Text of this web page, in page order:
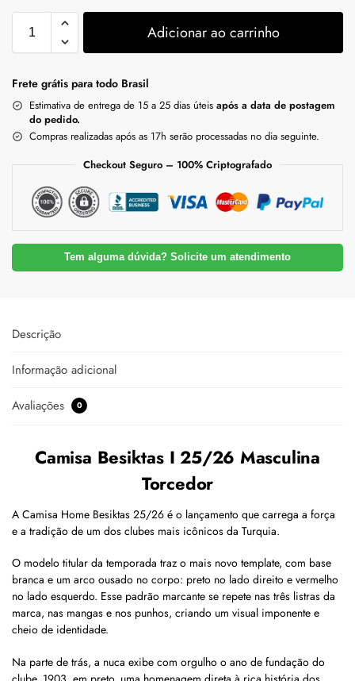
Adicionar ao carrinho
Frete grátis para todo Brasil
Estimativa de entrega de 15 a 25 dias úteis após a data de postagem
do pedido.
Compras realizadas após as 17h serão processadas no dia seguinte.
Checkout Seguro – 100% Criptografado
Tem alguma dúvida? Solicite um atendimento
Descrição
Informação adicional
Avaliações 0
Camisa Besiktas I 25/26 Masculina
Torcedor
A Camisa Home Besiktas 25/26 é o lançamento que carrega a força
e a tradição de um dos clubes mais icônicos da Turquia.
O modelo titular da temporada traz o mais novo template, com base
branca e um arco ousado no corpo: preto no lado direito e vermelho
no lado esquerdo. Esse padrão marcante se repete nas três listras da
marca, nas mangas e nos punhos, criando um visual imponente e
cheio de identidade.
Na parte de trás, a nuca exibe com orgulho o ano de fundação do